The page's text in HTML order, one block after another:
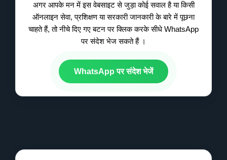
अगर आपके मन में इस वेबसाइट से जुड़ा कोई सवाल है या किसी
ऑनलाइन सेवा, प्रशिक्षण या सरकारी जानकारी के बारे में पूछना
चाहते हैं, तो नीचे दिए गए बटन पर क्लिक करके सीधे WhatsApp
पर संदेश भेज सकते हैं ।
WhatsApp पर संदेश भेजें